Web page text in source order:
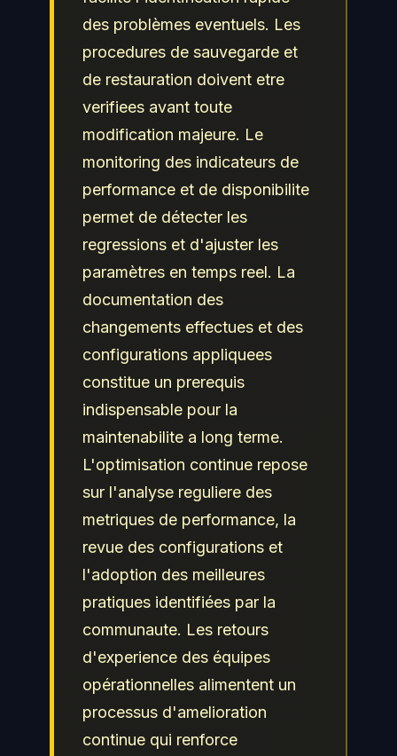
des problèmes eventuels. Les
procedures de sauvegarde et
de restauration doivent etre
verifiees avant toute
modification majeure. Le
monitoring des indicateurs de
performance et de disponibilite
permet de détecter les
regressions et d'ajuster les
paramètres en temps reel. La
documentation des
changements effectues et des
configurations appliquees
constitue un prerequis
indispensable pour la
maintenabilite a long terme.
L'optimisation continue repose
sur l'analyse reguliere des
metriques de performance, la
revue des configurations et
l'adoption des meilleures
pratiques identifiées par la
communaute. Les retours
d'experience des équipes
opérationnelles alimentent un
processus d'amelioration
continue qui renforce